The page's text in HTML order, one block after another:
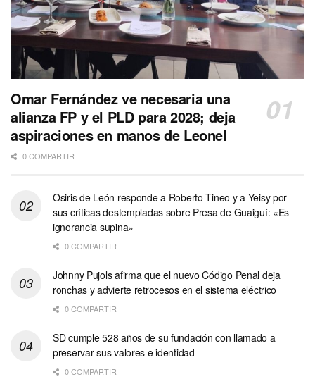
Omar Fernández ve necesaria una
alianza FP y el PLD para 2028; deja
aspiraciones en manos de Leonel
0 COMPARTIR
Osiris de León responde a Roberto Tineo y a Yeisy por
sus críticas destempladas sobre Presa de Guaiguí: «Es
ignorancia supina»
0 COMPARTIR
Johnny Pujols afirma que el nuevo Código Penal deja
ronchas y advierte retrocesos en el sistema eléctrico
0 COMPARTIR
SD cumple 528 años de su fundación con llamado a
preservar sus valores e identidad
0 COMPARTIR